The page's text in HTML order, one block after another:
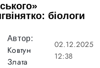
біологи
Автор:
Ковтун
Злата
02.12.2025
12:38